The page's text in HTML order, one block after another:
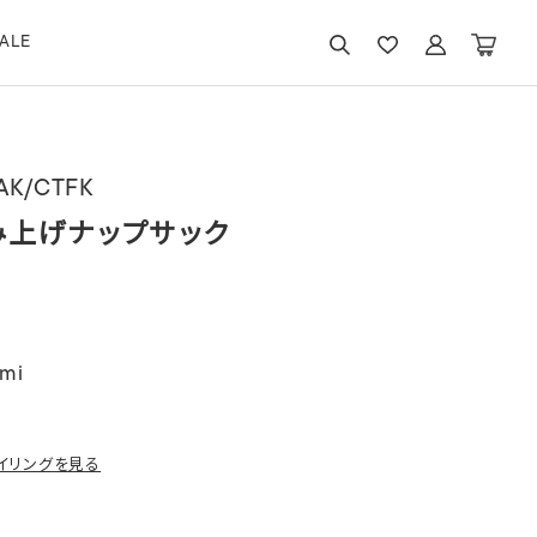
CTFK
げナップサック
リングを見る